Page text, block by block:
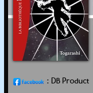
: DB Product